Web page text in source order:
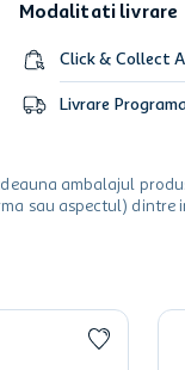
Modalitati livrare
Click & Collect
Livrare
ambalajul
sau aspectul) dintre